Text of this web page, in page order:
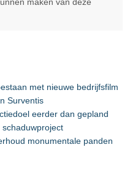
maken van deze
met nieuwe bedrijfsfilm
Surventis
eerder dan gepland
monumentale panden